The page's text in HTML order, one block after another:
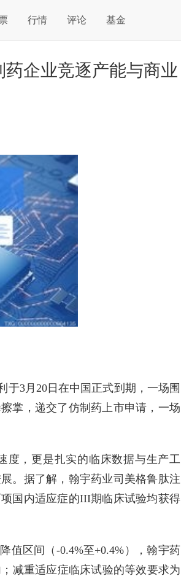
行情 评论 基金
企业竞逐产能与商业
于3月20日在中国正式到期，一场围
掌，递交了仿制药上市申请，一场
度，更是扎实的临床数据与生产工
。据了解，翰宇药业司美格鲁肽注
国内适应症的III期临床试验均获得
值区间（-0.4%至+0.4%），翰宇药
减重适应症临床试验的等效要求为